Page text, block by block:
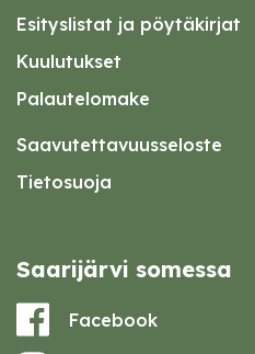
Esityslistat ja pöytäkirjat
Kuulutukset
Palautelomake
Saavutettavuusseloste
Tietosuoja
Saarijärvi somessa
Facebook